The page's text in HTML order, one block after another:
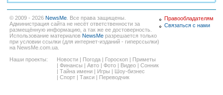
© 2009 - 2026 NewsMe . Все права защищены.
Администрация сайта не несёт ответственности за
размещённую информацию, а так же ее достоверность.
Использование материалов NewsMe разрешается только
при условии ссылки (для интернет-изданий - гиперссылки)
на NewsMe.com.ua.
Наши проекты:
Новости | Погода | Гороскоп | Приметы
| Финансы | Авто | Фото | Видео | Сонник
| Тайна имени | Игры | Шоу-бизнес
| Спорт | Такси | Переводчик
Правообладателям
Связаться с нами